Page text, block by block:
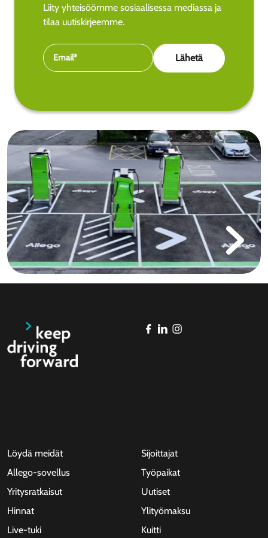
Liity yhteisöömme sosiaalisessa mediassa ja
tilaa uutiskirjeemme.
Löydä meidät
Allego-sovellus
Yritysratkaisut
Hinnat
Live-tuki
Sijoittajat
Työpaikat
Uutiset
Ylityömaksu
Kuitti